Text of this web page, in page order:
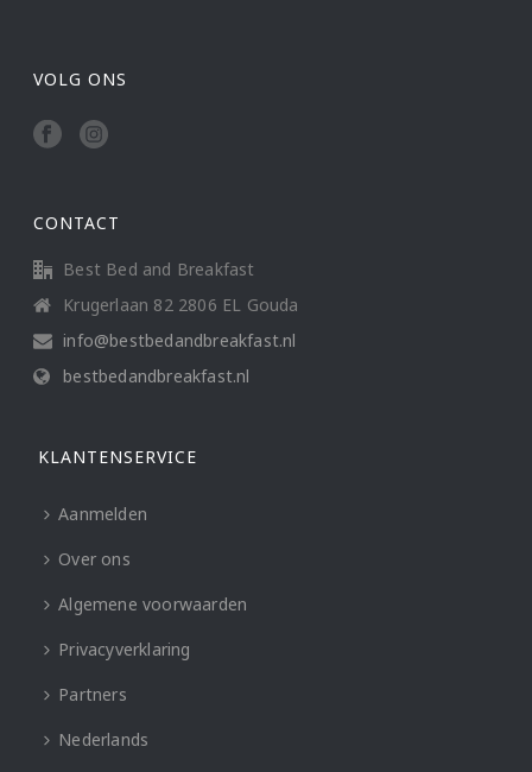
VOLG ONS
CONTACT
Best Bed and Breakfast
Krugerlaan 82 2806 EL Gouda
info@bestbedandbreakfast.nl
bestbedandbreakfast.nl
KLANTENSERVICE
Aanmelden
Over ons
Algemene voorwaarden
Privacyverklaring
Partners
Nederlands